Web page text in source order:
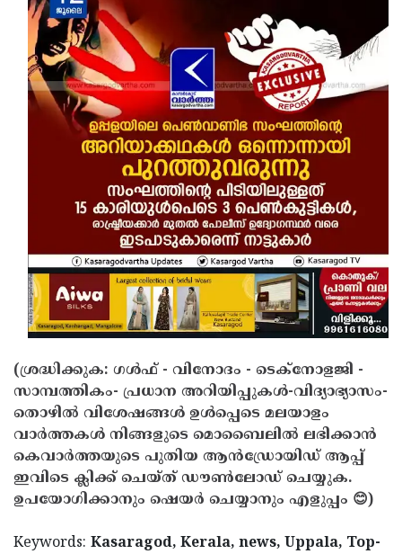
(ശ്രദ്ധിക്കുക: ഗൾഫ് - വിനോദം - ടെക്നോളജി -
സാമ്പത്തികം- പ്രധാന അറിയിപ്പുകൾ-വിദ്യാഭ്യാസം-
തൊഴിൽ വിശേഷങ്ങൾ ഉൾപ്പെടെ മലയാളം
വാർത്തകൾ നിങ്ങളുടെ മൊബൈലിൽ ലഭിക്കാൻ
കെവാർത്തയുടെ പുതിയ ആൻഡ്രോയിഡ് ആപ്പ്
ഇവിടെ ക്ലിക്ക് ചെയ്ത് ഡൗൺലോഡ് ചെയ്യുക.
ഉപയോഗിക്കാനും ഷെയർ ചെയ്യാനും എളുപ്പം 😊)
Keywords: Kasaragod, Kerala, news, Uppala, Top-